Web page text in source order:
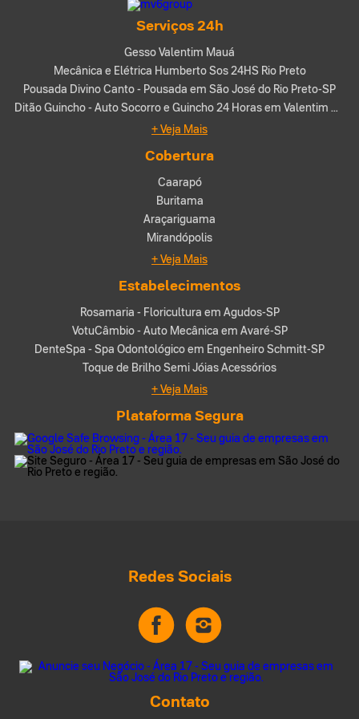
Serviços 24h
Gesso Valentim Mauá
Mecânica e Elétrica Humberto Sos 24HS Rio Preto
Pousada Divino Canto - Pousada em São José do Rio Preto-SP
Ditão Guincho - Auto Socorro e Guincho 24 Horas em Valentim Gentil-SP
+ Veja Mais
Cobertura
Caarapó
Buritama
Araçariguama
Mirandópolis
+ Veja Mais
Estabelecimentos
Rosamaria - Floricultura em Agudos-SP
VotuCâmbio - Auto Mecânica em Avaré-SP
DenteSpa - Spa Odontológico em Engenheiro Schmitt-SP
Toque de Brilho Semi Jóias Acessórios
+ Veja Mais
Plataforma Segura
Redes Sociais
Contato